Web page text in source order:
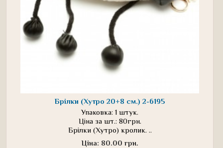
Брілки (Хутро 20+8 см.) 2-6195
Упаковка: 1 штук.
Ціна за шт.: 80грн.
Брілки (Хутро) кролик. ..
Ціна: 80.00 грн.